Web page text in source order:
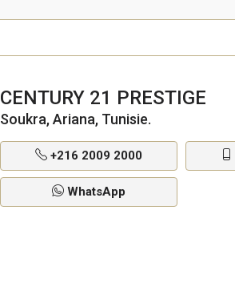
CENTURY 21 PRESTIGE
Soukra, Ariana, Tunisie.
+216 2009 2000
WhatsApp